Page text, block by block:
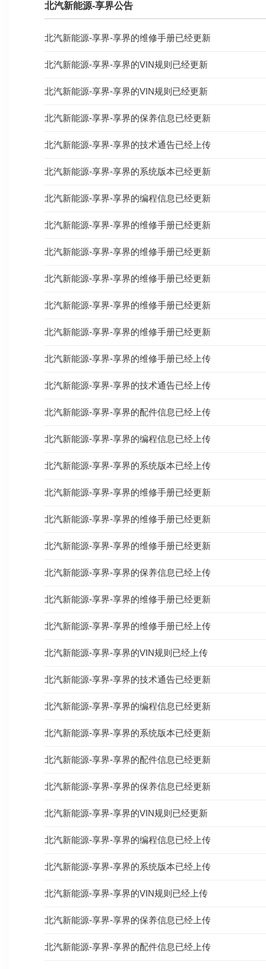
北汽新能源-享界公告
北汽新能源-享界-享界的维修手册已经更新
北汽新能源-享界-享界的VIN规则已经更新
北汽新能源-享界-享界的VIN规则已经更新
北汽新能源-享界-享界的保养信息已经更新
北汽新能源-享界-享界的技术通告已经上传
北汽新能源-享界-享界的系统版本已经更新
北汽新能源-享界-享界的编程信息已经更新
北汽新能源-享界-享界的维修手册已经更新
北汽新能源-享界-享界的维修手册已经更新
北汽新能源-享界-享界的维修手册已经更新
北汽新能源-享界-享界的维修手册已经更新
北汽新能源-享界-享界的维修手册已经更新
北汽新能源-享界-享界的维修手册已经上传
北汽新能源-享界-享界的技术通告已经上传
北汽新能源-享界-享界的配件信息已经上传
北汽新能源-享界-享界的编程信息已经上传
北汽新能源-享界-享界的系统版本已经上传
北汽新能源-享界-享界的维修手册已经更新
北汽新能源-享界-享界的维修手册已经更新
北汽新能源-享界-享界的维修手册已经更新
北汽新能源-享界-享界的保养信息已经上传
北汽新能源-享界-享界的维修手册已经更新
北汽新能源-享界-享界的维修手册已经上传
北汽新能源-享界-享界的VIN规则已经上传
北汽新能源-享界-享界的技术通告已经更新
北汽新能源-享界-享界的编程信息已经更新
北汽新能源-享界-享界的系统版本已经更新
北汽新能源-享界-享界的配件信息已经更新
北汽新能源-享界-享界的保养信息已经更新
北汽新能源-享界-享界的VIN规则已经更新
北汽新能源-享界-享界的编程信息已经上传
北汽新能源-享界-享界的系统版本已经上传
北汽新能源-享界-享界的VIN规则已经上传
北汽新能源-享界-享界的保养信息已经上传
北汽新能源-享界-享界的配件信息已经上传